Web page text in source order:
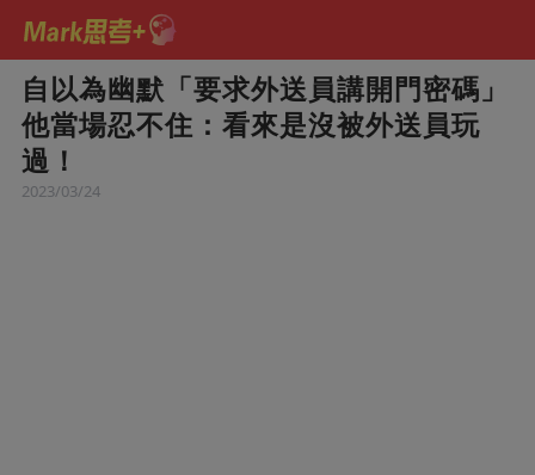
自以為幽默「要求外送員講開門密碼」
他當場忍不住：看來是沒被外送員玩
過！
2023/03/24